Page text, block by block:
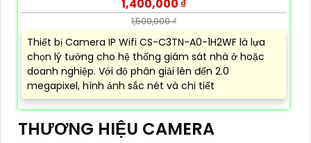
1,400,000 ₫
1,500,000 ₫
Thiết bị Camera IP Wifi CS-C3TN-A0-1H2WF là lựa
chọn lý tưởng cho hệ thống giám sát nhà ở hoặc
doanh nghiệp. Với độ phân giải lên đến 2.0
megapixel, hình ảnh sắc nét và chi tiết
THƯƠNG HIỆU CAMERA